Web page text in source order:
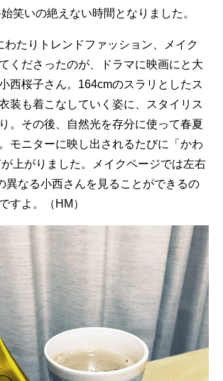
笑いの絶えない時間となりました。
わたりトレンドファッション、メイク
くださったのが、ドラマに映画にと大
西桜子さん。164cmのスラリとしたス
装も着こなしていく姿に、スタイリス
。その後、自然光を存分に使って春夏
モニターに映し出されるたびに「かわ
上がりました。メイクページでは左右
異なる小西さんを見ることができるの
すよ。（HM）